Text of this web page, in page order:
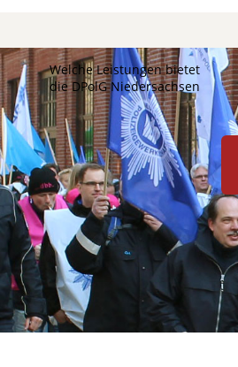
Welche Leistungen bietet
die DPolG Niedersachsen